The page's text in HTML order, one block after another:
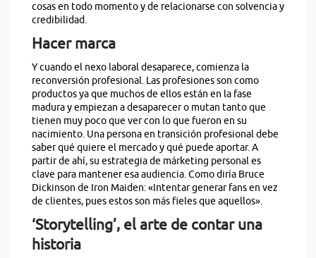
cosas en todo momento y de relacionarse con solvencia y
credibilidad.
Hacer marca
Y cuando el nexo laboral desaparece, comienza la
reconversión profesional. Las profesiones son como
productos ya que muchos de ellos están en la fase
madura y empiezan a desaparecer o mutan tanto que
tienen muy poco que ver con lo que fueron en su
nacimiento. Una persona en transición profesional debe
saber qué quiere el mercado y qué puede aportar. A
partir de ahí, su estrategia de márketing personal es
clave para mantener esa audiencia. Como diría Bruce
Dickinson de Iron Maiden: «Intentar generar fans en vez
de clientes, pues estos son más fieles que aquellos».
‘Storytelling’, el arte de contar una
historia